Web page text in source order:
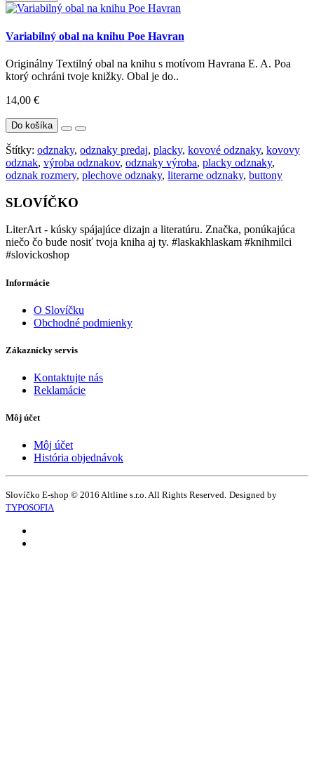
Variabilný obal na knihu Poe Havran
Originálny Textilný obal na knihu s motívom Havrana E. A. Poa
ktorý ochráni tvoje knižky. Obal je do..
14,00 €
Do košíka
Štítky: odznaky, odznaky predaj, placky, kovové odznaky, kovovy
odznak, výroba odznakov, odznaky výroba, placky odznaky,
odznak rozmery, plechove odznaky, literarne odznaky, buttony
SLOVÍČKO
LiterArt - kúsky spájajúce dizajn a literatúru. Značka, ponúkajúca
niečo čo bude nosiť tvoja kniha aj ty. #laskakhlaskam #knihmilci
#slovickoshop
Informácie
O Slovíčku
Obchodné podmienky
Zákaznícky servis
Kontaktujte nás
Reklamácie
Môj účet
Môj účet
História objednávok
Slovíčko E-shop © 2016 Altline s.r.o. All Rights Reserved. Designed by
TYPOSOFIA